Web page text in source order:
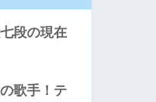
段の現在
歌手！テ